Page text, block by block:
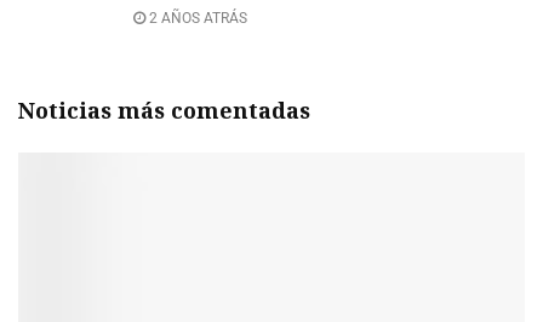
2 AÑOS ATRÁS
Noticias más comentadas